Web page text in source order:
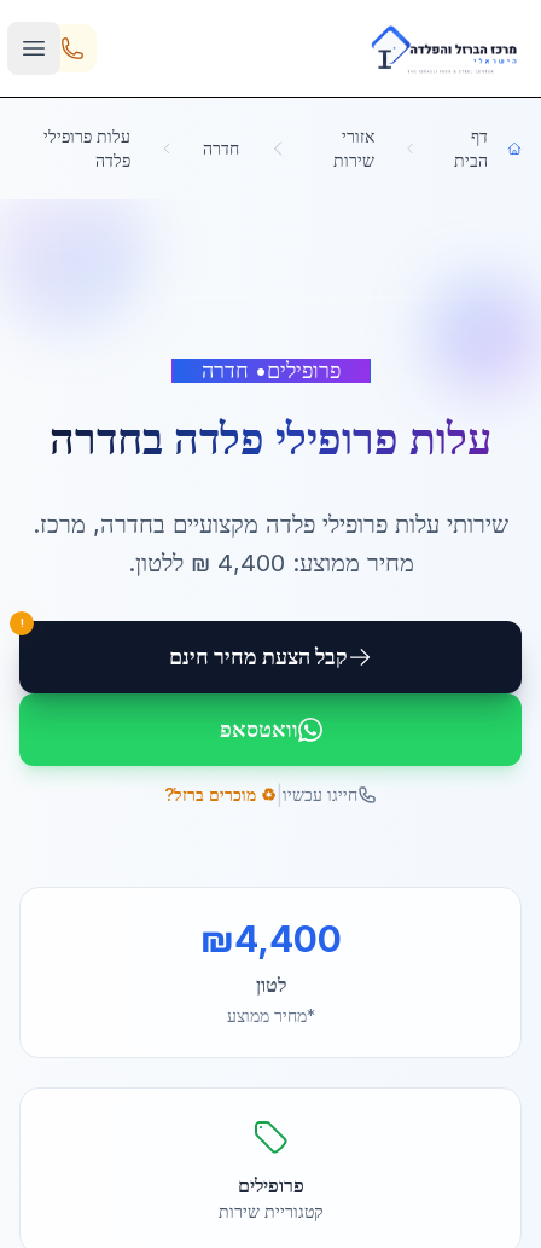
Skip to main content
דף
הבית
אזורי
שירות
חדרה
עלות פרופילי
פלדה
פרופילים• חדרה
עלות פרופילי פלדה בחדרה
שירותי עלות פרופילי פלדה מקצועיים בחדרה, מרכז.
מחיר ממוצע: 4,400 ₪ ללטון.
קבל הצעת מחיר חינם
!
וואטסאפ
חייגו עכשיו ♻️ מוכרים ברזל?
₪4,400
לטון
*מחיר ממוצע
פרופילים
קטגוריית שירות